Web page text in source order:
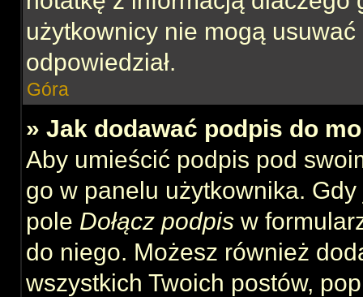
użytkownicy nie mogą
odpowiedział.
Góra
» Jak dodawać podpis do
Aby umieścić podpis pod
go w panelu użytkownika.
pole Dołącz podpis w
do niego. Możesz również
wszystkich Twoich postów,